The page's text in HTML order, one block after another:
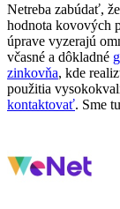
Netreba zabúdať,
hodnota kovových
úprave vyzerajú
včasné a dôkladné
zinkovňa, kde
použitia
kontaktovať. Sme